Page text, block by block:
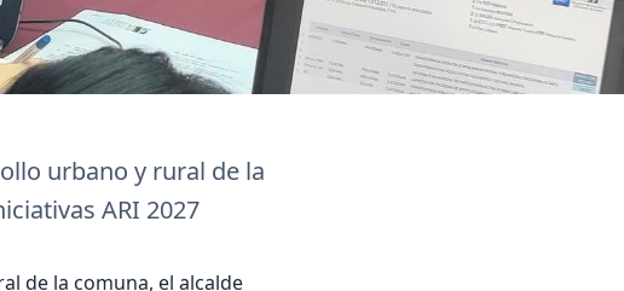
urbano y rural de la
ARI 2027
de la comuna, el alcalde